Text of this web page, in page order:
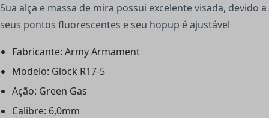
Sua alça e massa de mira possui excelente visada, devido a
seus pontos fluorescentes e seu hopup é ajustável
Fabricante: Army Armament
Modelo: Glock R17-5
Ação: Green Gas
Calibre: 6,0mm